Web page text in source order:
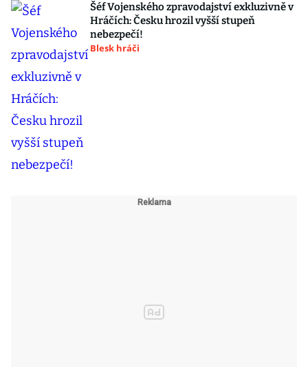
Šéf Vojenského zpravodajství exkluzivně v
Hráčích: Česku hrozil vyšší stupeň
nebezpečí!
Blesk hráči